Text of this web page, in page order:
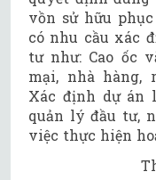
vồn sử hữu
có nhu cầu xác
tư như: Cao ốc
mại, nhà hàng,
Xác định dự án
quản lý đầu tư,
việc thực hiện